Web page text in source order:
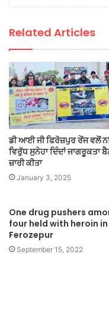
Related Articles
ਡੀ ਆਈ ਜੀ ਫਿਰੋਜ਼ਪੁਰ ਰੇਂਜ ਵਲੋਂ
ਵਿਰੁੱਧ ਸੁਨੇਹਾ ਦਿੰਦਾਂ ਜਾਗਰੂਕਤਾ
ਜ਼ਾਰੀ ਕੀਤਾ
January 3, 2025
One drug pushers
four held with heroin in
Ferozepur
September 15, 2022